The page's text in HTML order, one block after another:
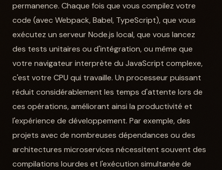
permanence. Chaque fois que vous compilez votre
code (avec Webpack, Babel, TypeScript), que vous
exécutez un serveur Node.js local, que vous lancez
des tests unitaires ou d'intégration, ou même que
votre navigateur interprète du JavaScript complexe,
c'est votre CPU qui travaille. Un processeur puissant
réduit considérablement les temps d'attente lors de
ces opérations, améliorant ainsi la productivité et
l'expérience de développement. Par exemple, des
projets avec de nombreuses dépendances ou des
architectures microservices nécessitent souvent des
compilations lourdes et l'exécution simultanée de